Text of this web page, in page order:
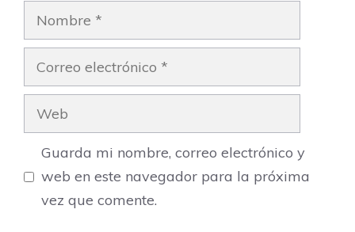
Nombre
Correo
electrónico
Web
Guarda mi nombre, correo electrónico y
web en este navegador para la próxima
vez que comente.